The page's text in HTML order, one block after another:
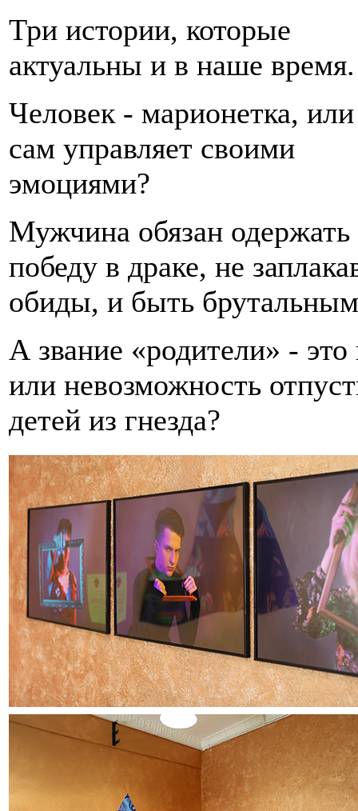
Три истории, которые
актуальны и в наше время.
Человек - марионетка,
сам управляет своими
эмоциями?
Мужчина обязан одержать
победу в драке, не
обиды, и быть
А звание «родители» - это
или невозможность
детей из гнезда?